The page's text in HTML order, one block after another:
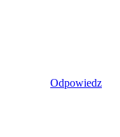
Odpowiedz